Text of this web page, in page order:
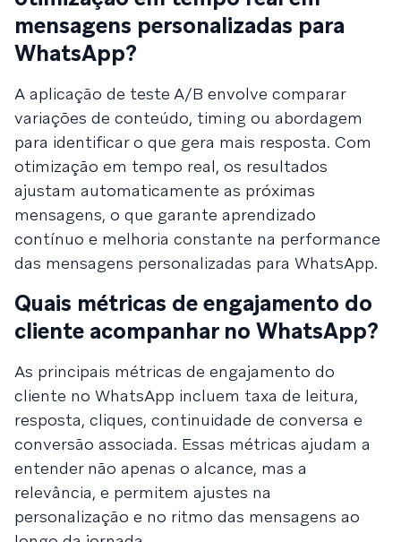
mensagens personalizadas para
WhatsApp?
A aplicação de teste A/B envolve comparar
variações de conteúdo, timing ou abordagem
para identificar o que gera mais resposta. Com
otimização em tempo real, os resultados
ajustam automaticamente as próximas
mensagens, o que garante aprendizado
contínuo e melhoria constante na performance
das mensagens personalizadas para WhatsApp.
Quais métricas de engajamento do
cliente acompanhar no WhatsApp?
As principais métricas de engajamento do
cliente no WhatsApp incluem taxa de leitura,
resposta, cliques, continuidade de conversa e
conversão associada. Essas métricas ajudam a
entender não apenas o alcance, mas a
relevância, e permitem ajustes na
personalização e no ritmo das mensagens ao